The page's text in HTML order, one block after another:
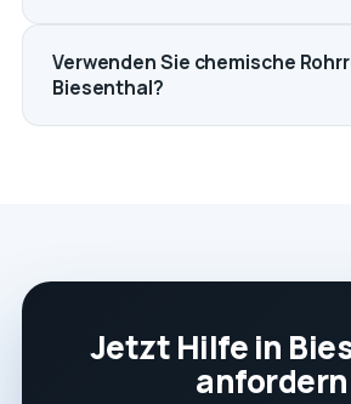
Verwenden Sie chemische
Biesenthal?
Jetzt Hilfe in
anfordern